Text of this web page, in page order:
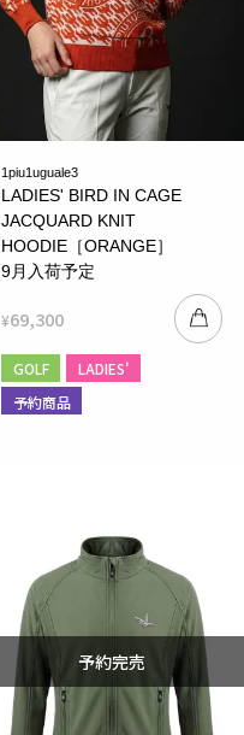
1piu1uguale3
LADIES' BIRD IN CAGE
JACQUARD KNIT
HOODIE［ORANGE］
9月入荷予定
¥69,300
GOLF
LADIES'
予約商品